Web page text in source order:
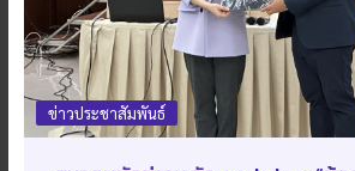
ข่าวประชาสัมพันธ์